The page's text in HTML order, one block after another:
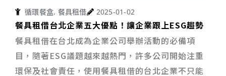
循環餐盒, 餐具租借 2025-01-02
餐具租借台北企業五大優點！讓企業跟上ESG趨勢
餐具租借在台北成為企業公司舉辦活動的必備項
目，隨著ESG議題越來越熱門，許多公司開始注重
環保及社會責任，使用餐具租借的台北企業不只能